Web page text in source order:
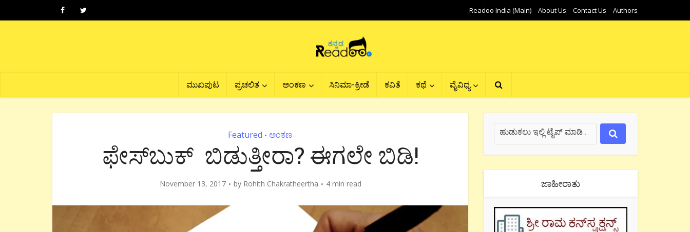
Readoo India (Main) About Us Contact Us Authors
ಮುಖಪುಟ ಪ್ರಚಲಿತ ಅಂಕಣ ಸಿನಿಮಾ-ಕ್ರೀಡೆ ಕವಿತೆ ಕಥೆ ವೈವಿಧ್ಯ
Featured • ಅಂಕಣ
ಫೇಸ್‍ಬುಕ್ ಬಿಡುತ್ತೀರಾ? ಈಗಲೇ ಬಿಡಿ!
November 13, 2017 by Rohith Chakratheertha 4 min read ಜಾಹೀರಾತು